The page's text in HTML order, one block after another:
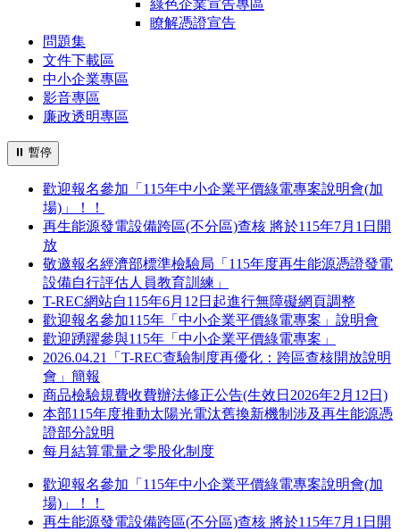
綠色企業宣告專區
瞭解憑證宣告
問題集
文件下載區
中小企業專區
影音專區
廉政透明專區
⏸ 暫停
歡迎報名參加「115年中小企業平價綠電專案說明會(加
場)」！！
再生能源發電設備跨區(不分區)查核 將於115年7月1日開
放
敬邀報名經濟部標準檢驗局「115年度再生能源憑證發電
設備自行評估人員教育訓練」
T-REC網站自115年6月12日起進行無障礙網頁調整
歡迎報名參加115年「中小企業平價綠電專案」說明會
歡迎踴躍參與115年「中小企業平價綠電專案」
2026.04.21「T-REC查驗制度再優化：跨區查核開放說明
會」簡報
商品檢驗規費收費辦法修正公告(生效日2026年2月12日)
本部115年度推動太陽光電汰舊換新機制涉及再生能源憑
證部分說明
每月結算電量之零股化制度
歡迎報名參加「115年中小企業平價綠電專案說明會(加
場)」！！
再生能源發電設備跨區(不分區)查核 將於115年7月1日開